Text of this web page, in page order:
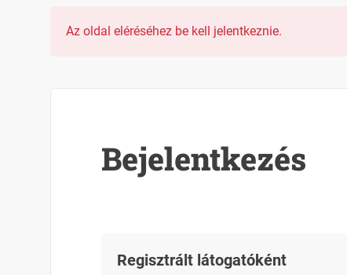
Az oldal eléréséhez be kell jelentkeznie.
Bejelentkezés
Regisztrált látogatóként